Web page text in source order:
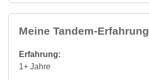
Meine Tandem-Erfahrung
Erfahrung:
1+ Jahre